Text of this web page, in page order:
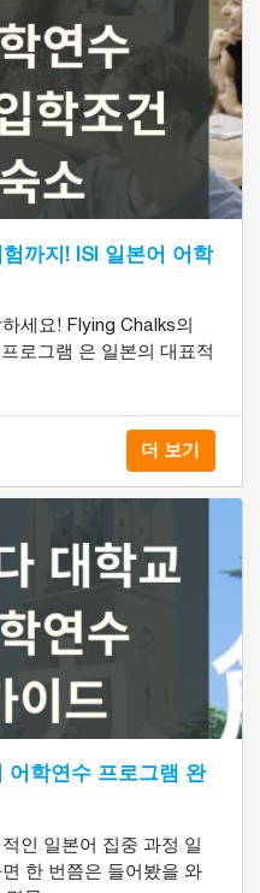
까지! ISI 일본어 어학
세요! Flying Chalks의
로그램 은 일본의 대표적
더 보기
어학연수 프로그램 완
인 일본어 집중 과정 일
한 번쯤은 들어봤을 와